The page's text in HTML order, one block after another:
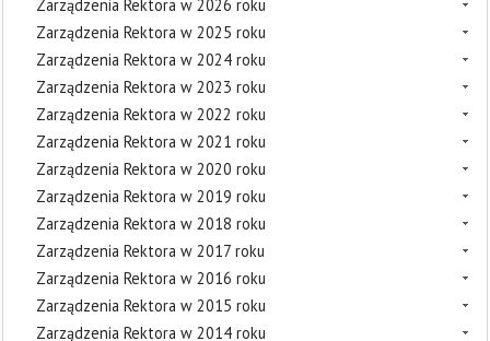
Zarządzenia Rektora w 2026 roku
Zarządzenia Rektora w 2025 roku
Zarządzenia Rektora w 2024 roku
Zarządzenia Rektora w 2023 roku
Zarządzenia Rektora w 2022 roku
Zarządzenia Rektora w 2021 roku
Zarządzenia Rektora w 2020 roku
Zarządzenia Rektora w 2019 roku
Zarządzenia Rektora w 2018 roku
Zarządzenia Rektora w 2017 roku
Zarządzenia Rektora w 2016 roku
Zarządzenia Rektora w 2015 roku
Zarządzenia Rektora w 2014 roku